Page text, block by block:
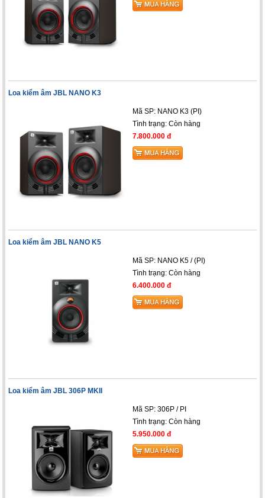
Loa kiểm âm JBL NANO K3
Mã SP: NANO K3 (PI)
Tình trạng: Còn hàng
7.800.000 đ
Loa kiểm âm JBL NANO K5
Mã SP: NANO K5 / (PI)
Tình trạng: Còn hàng
6.400.000 đ
Loa kiểm âm JBL 306P MKII
Mã SP: 306P / PI
Tình trạng: Còn hàng
5.950.000 đ